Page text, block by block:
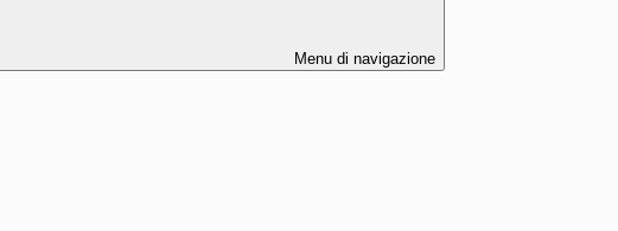
Menu di navigazione